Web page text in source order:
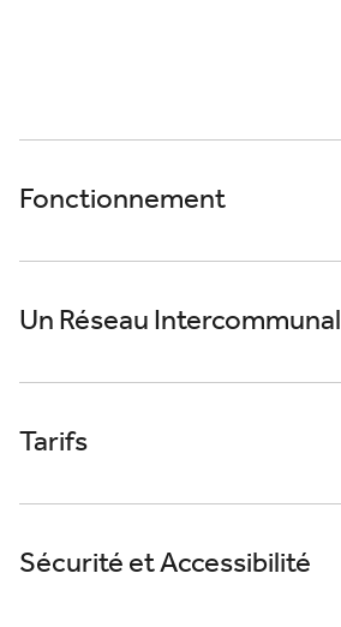
Fonctionnement
Un Réseau Intercommunal
Tarifs
Sécurité et Accessibilité